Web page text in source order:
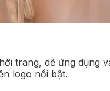
trang, dễ ứng dụng
logo nổi bật.